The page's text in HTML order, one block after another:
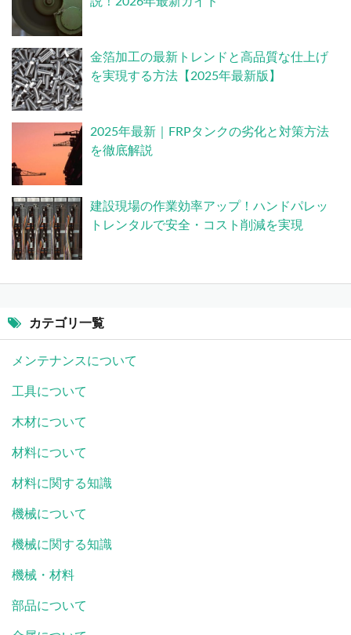
金箔加工の最新トレンドと高品質な仕上げ
を実現する方法【2025年最新版】
2025年最新｜FRPタンクの劣化と対策方法
を徹底解説
建設現場の作業効率アップ！ハンドパレッ
トレンタルで安全・コスト削減を実現
カテゴリ一覧
メンテナンスについて
工具について
木材について
材料について
材料に関する知識
機械について
機械に関する知識
機械・材料
部品について